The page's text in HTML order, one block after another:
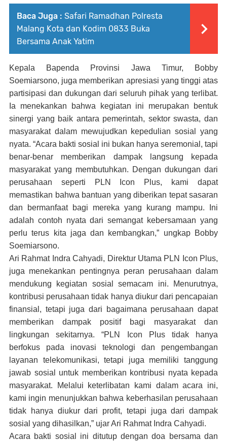
Baca Juga : Safari Ramadhan Polresta
Malang Kota dan Kodim 0833 Buka
Bersama Anak Yatim
Kepala Bapenda Provinsi Jawa Timur, Bobby
Soemiarsono, juga memberikan apresiasi yang tinggi atas
partisipasi dan dukungan dari seluruh pihak yang terlibat.
Ia menekankan bahwa kegiatan ini merupakan bentuk
sinergi yang baik antara pemerintah, sektor swasta, dan
masyarakat dalam mewujudkan kepedulian sosial yang
nyata. “Acara bakti sosial ini bukan hanya seremonial, tapi
benar-benar memberikan dampak langsung kepada
masyarakat yang membutuhkan. Dengan dukungan dari
perusahaan seperti PLN Icon Plus, kami dapat
memastikan bahwa bantuan yang diberikan tepat sasaran
dan bermanfaat bagi mereka yang kurang mampu. Ini
adalah contoh nyata dari semangat kebersamaan yang
perlu terus kita jaga dan kembangkan,” ungkap Bobby
Soemiarsono.
Ari Rahmat Indra Cahyadi, Direktur Utama PLN Icon Plus,
juga menekankan pentingnya peran perusahaan dalam
mendukung kegiatan sosial semacam ini. Menurutnya,
kontribusi perusahaan tidak hanya diukur dari pencapaian
finansial, tetapi juga dari bagaimana perusahaan dapat
memberikan dampak positif bagi masyarakat dan
lingkungan sekitarnya. “PLN Icon Plus tidak hanya
berfokus pada inovasi teknologi dan pengembangan
layanan telekomunikasi, tetapi juga memiliki tanggung
jawab sosial untuk memberikan kontribusi nyata kepada
masyarakat. Melalui keterlibatan kami dalam acara ini,
kami ingin menunjukkan bahwa keberhasilan perusahaan
tidak hanya diukur dari profit, tetapi juga dari dampak
sosial yang dihasilkan,” ujar Ari Rahmat Indra Cahyadi.
Acara bakti sosial ini ditutup dengan doa bersama dan